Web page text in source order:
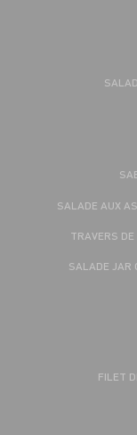
SALADE AUX
TRAVERS
SALADE JAR
FILET